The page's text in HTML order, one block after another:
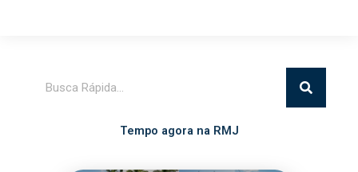
Tempo agora na RMJ